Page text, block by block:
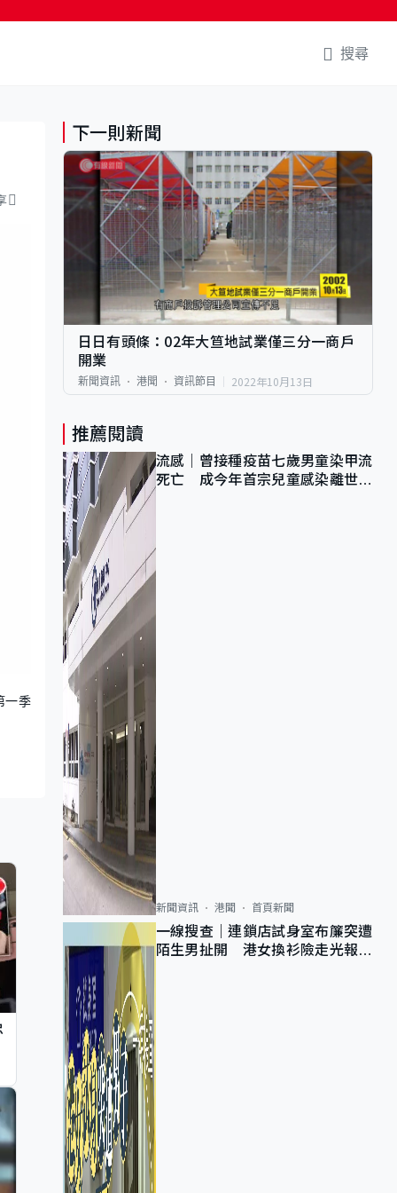
搜尋
一季
下一則新聞
日日有頭條：02年大笪地試業僅三分一商戶
開業
新聞資訊 港聞 資訊節目 2022年10月13日
推薦閱讀
流感｜曾接種疫苗七歲男童染甲流
死亡 成今年首宗兒童感染離世個
新聞資訊 港聞 首頁新聞
一線搜查｜連鎖店試身室布簾突遭
陌生男扯開 港女換衫險走光報